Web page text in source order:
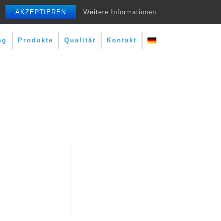
AKZEPTIEREN Weitere Informationen
Produkte Qualität Kontakt